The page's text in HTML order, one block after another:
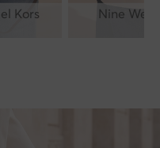
Kors Nine West